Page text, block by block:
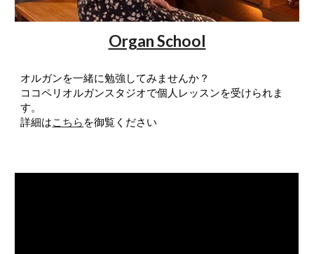
Organ School
​オルガンを一緒に勉強してみませんか？
ココペリオルガンスタジオで個人レッスンを受けられま
す。​
​詳細はこちら を御覧ください